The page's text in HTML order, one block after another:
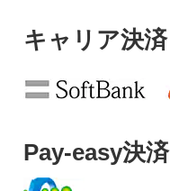
キャリア決済
Pay-easy決済